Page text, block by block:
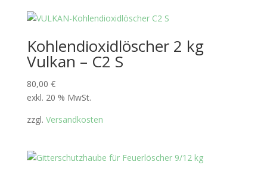
Kohlendioxidlöscher 2 kg
Vulkan – C2 S
80,00 €
exkl. 20 % MwSt.
zzgl. Versandkosten